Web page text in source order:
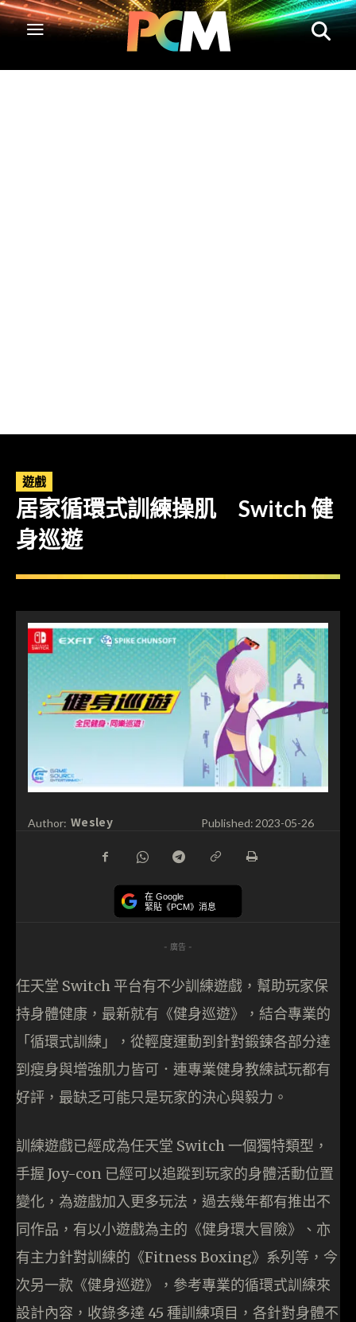
遊戲
居家循環式訓練操肌 Switch 健
身巡遊
Author: Wesley Published: 2023-05-26
在 Google
緊貼《PCM》消息
- 廣告 -
任天堂 Switch 平台有不少訓練遊戲，幫助玩家保
持身體健康，最新就有《健身巡遊》，結合專業的
「循環式訓練」，從輕度運動到針對鍛鍊各部分達
到瘦身與增強肌力皆可．連專業健身教練試玩都有
好評，最缺乏可能只是玩家的決心與毅力。
訓練遊戲已經成為任天堂 Switch 一個獨特類型，
手握 Joy-con 已經可以追蹤到玩家的身體活動位置
變化，為遊戲加入更多玩法，過去幾年都有推出不
同作品，有以小遊戲為主的《健身環大冒險》、亦
有主力針對訓練的《Fitness Boxing》系列等，今
次另一款《健身巡遊》，參考專業的循環式訓練來
設計內容，收錄多達 45 種訓練項目，各針對身體不